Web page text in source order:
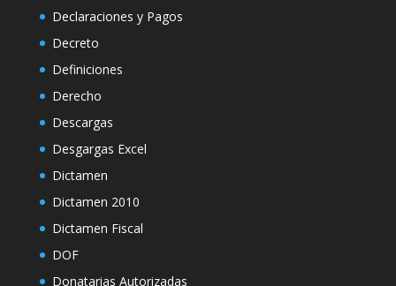
Declaraciones y Pagos
Decreto
Definiciones
Derecho
Descargas
Desgargas Excel
Dictamen
Dictamen 2010
Dictamen Fiscal
DOF
Donatarias Autorizadas